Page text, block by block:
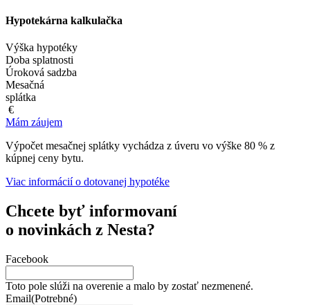
Hypotekárna kalkulačka
Výška hypotéky
Doba splatnosti
Úroková sadzba
Mesačná
splátka
€
Mám záujem
Výpočet mesačnej splátky vychádza z úveru vo výške 80 % z
kúpnej ceny bytu.
Viac informácií o dotovanej hypotéke
Chcete byť informovaní
o novinkách z Nesta?
Facebook
Toto pole slúži na overenie a malo by zostať nezmenené.
Email(Potrebné)